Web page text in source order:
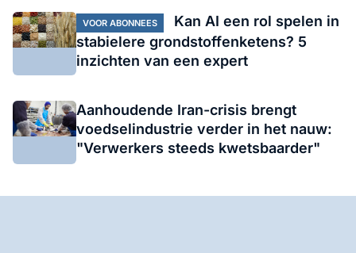
VOOR ABONNEES
Kan AI een rol spelen in
stabielere grondstoffenketens? 5
inzichten van een expert
Aanhoudende Iran-crisis brengt
voedselindustrie verder in het nauw:
"Verwerkers steeds kwetsbaarder"